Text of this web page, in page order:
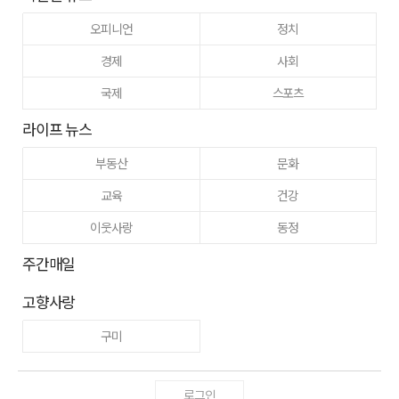
오피니언
정치
경제
사회
국제
스포츠
라이프 뉴스
부동산
문화
교육
건강
이웃사랑
동정
주간매일
고향사랑
구미
로그인